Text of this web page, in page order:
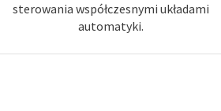
sterowania współczesnymi układami
automatyki.